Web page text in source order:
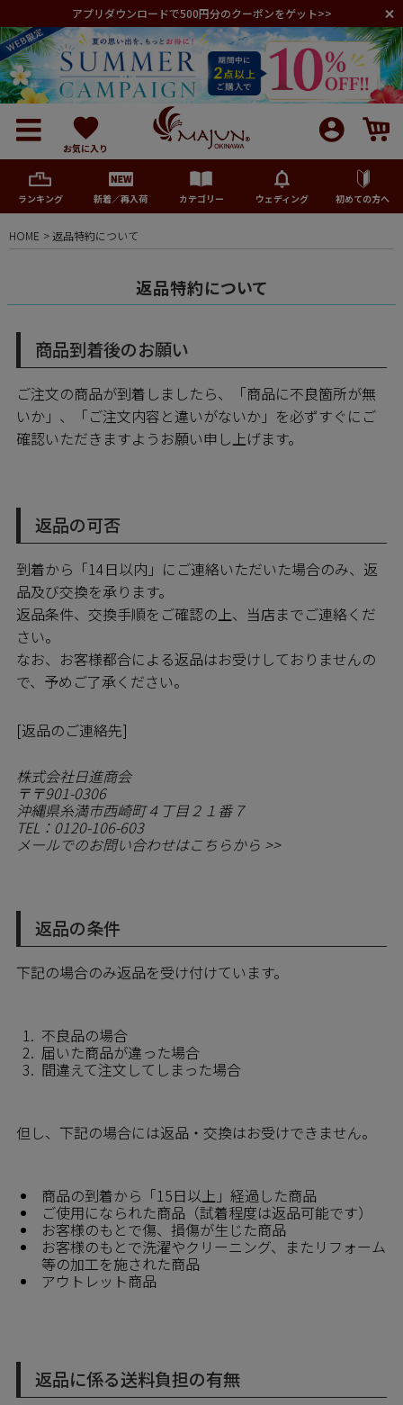
アプリダウンロードで500円分のクーポンをゲット>>
お気に入り
ランキング 新着／再入荷 カテゴリー ウェディング 初めての方へ
メンズ
キッズ
ペア商品
新商品
再入荷商品
アウトレット
サイズから探す
レーベルから探す
HOME 返品特約について
返品特約について
商品到着後のお願い
ご注文の商品が到着しましたら、「商品に不良箇所が無
いか」、「ご注文内容と違いがないか」を必ずすぐにご
確認いただきますようお願い申し上げます。
返品の可否
到着から「14日以内」にご連絡いただいた場合のみ、返
品及び交換を承ります。
返品条件、交換手順をご確認の上、当店までご連絡くだ
さい。
なお、お客様都合による返品はお受けしておりませんの
で、予めご了承ください。
[返品のご連絡先]
株式会社日進商会
〒901-0306
沖縄県糸満市西崎町４丁目２１番７
TEL：0120-106-603
メールでのお問い合わせはこちらから >>
返品の条件
下記の場合のみ返品を受け付けています。
不良品の場合
届いた商品が違った場合
間違えて注文してしまった場合
但し、下記の場合には返品・交換はお受けできません。
商品の到着から「15日以上」経過した商品
ご使用になられた商品（試着程度は返品可能です）
お客様のもとで傷、損傷が生じた商品
お客様のもとで洗濯やクリーニング、またリフォーム
等の加工を施された商品
アウトレット商品
返品に係る送料負担の有無